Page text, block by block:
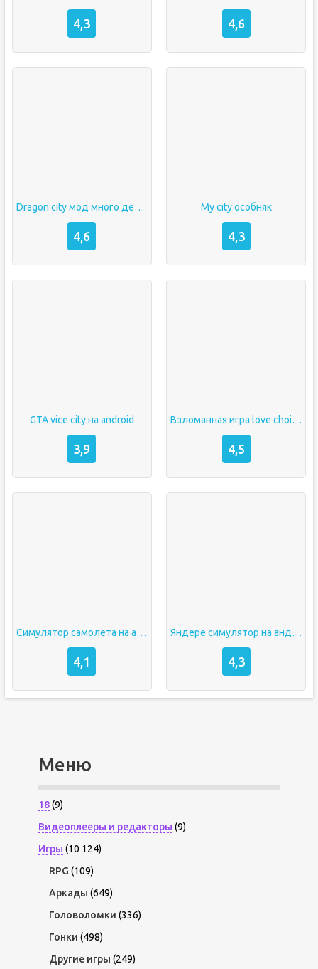
4,3 4,6
Dragon city мод много денег и алмазов последняя версия 2021
4,6
My city особняк
4,3
GTA vice city на android
3,9
Взломанная игра love choice
4,5
Симулятор самолета на андроид
4,1
Яндере симулятор на андроид
4,3
Меню
18(9)
Видеоплееры и редакторы (9)
Игры (10 124)
RPG (109)
Аркады (649)
Головоломки (336)
Гонки (498)
Другие игры (249)